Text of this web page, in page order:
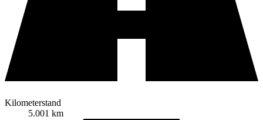
Kilometerstand
5.001 km